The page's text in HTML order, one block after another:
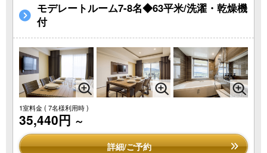
モデレートルーム7-8名◆63平米/洗濯・乾燥機
付
1室料金( 7名様利用時 )
35,440円 ～
詳細/ご予約